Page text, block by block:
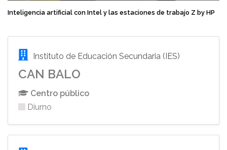
Inteligencia artificial con Intel y las estaciones de trabajo Z by HP
Instituto de Educación Secundaria (IES)
CAN BALO
Centro público
Diurno